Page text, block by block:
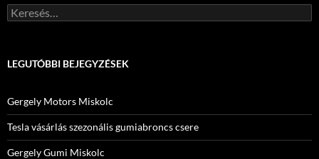
Keresés:
LEGUTÓBBI BEJEGYZÉSEK
Gergely Motors Miskolc
Tesla vásárlás szezonális gumiabroncs csere
Gergely Gumi Miskolc